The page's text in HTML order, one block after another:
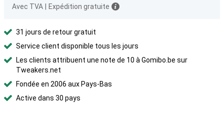
Avec TVA Expédition gratuite
31 jours de retour gratuit
Service client disponible tous les jours
Les clients attribuent une note de 10 à Gomibo.be sur
Tweakers.net
Fondée en 2006 aux Pays-Bas
Active dans 30 pays